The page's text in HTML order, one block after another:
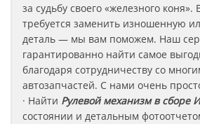
за судьбу своего «железного коня».
требуется заменить изношенную
деталь — мы вам поможем. Наш
гарантированно найти самое
благодаря сотрудничеству со
автозапчастей. С нами очень
· Найти Рулевой механизм в сборе
состоянии и детальным